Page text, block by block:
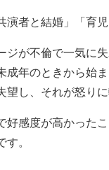
演者と結婚」「育
が不倫で一気に
成年のときから始
望し、それが怒り
感度が高かった
。